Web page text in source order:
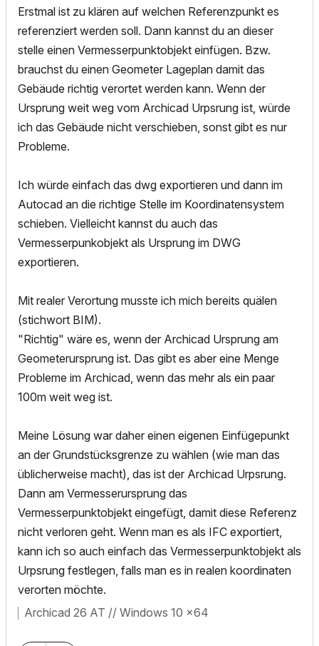
Erstmal ist zu klären auf welchen Referenzpunkt es
referenziert werden soll. Dann kannst du an dieser
stelle einen Vermesserpunktobjekt einfügen. Bzw.
brauchst du einen Geometer Lageplan damit das
Gebäude richtig verortet werden kann. Wenn der
Ursprung weit weg vom Archicad Urpsrung ist, würde
ich das Gebäude nicht verschieben, sonst gibt es nur
Probleme.
Ich würde einfach das dwg exportieren und dann im
Autocad an die richtige Stelle im Koordinatensystem
schieben. Vielleicht kannst du auch das
Vermesserpunkobjekt als Ursprung im DWG
exportieren.
Mit realer Verortung musste ich mich bereits quälen
(stichwort BIM).
"Richtig" wäre es, wenn der Archicad Ursprung am
Geometerursprung ist. Das gibt es aber eine Menge
Probleme im Archicad, wenn das mehr als ein paar
100m weit weg ist.
Meine Lösung war daher einen eigenen Einfügepunkt
an der Grundstücksgrenze zu wählen (wie man das
üblicherweise macht), das ist der Archicad Urpsrung.
Dann am Vermesserursprung das
Vermesserpunktobjekt eingefügt, damit diese Referenz
nicht verloren geht. Wenn man es als IFC exportiert,
kann ich so auch einfach das Vermesserpunktobjekt als
Urpsrung festlegen, falls man es in realen koordinaten
verorten möchte.
Archicad 26 AT // Windows 10 x64